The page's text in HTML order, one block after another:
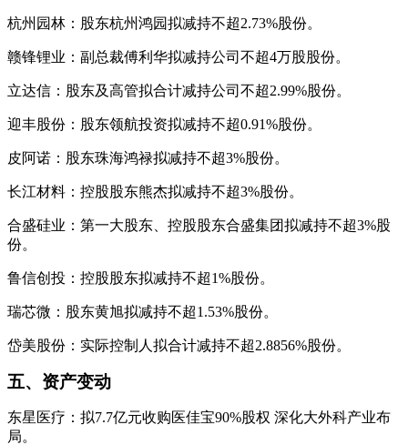
杭州园林：股东杭州鸿园拟减持不超2.73%股份。
赣锋锂业：副总裁傅利华拟减持公司不超4万股股份。
立达信：股东及高管拟合计减持公司不超2.99%股份。
迎丰股份：股东领航投资拟减持不超0.91%股份。
皮阿诺：股东珠海鸿禄拟减持不超3%股份。
长江材料：控股股东熊杰拟减持不超3%股份。
合盛硅业：第一大股东、控股股东合盛集团拟减持不超3%股
份。
鲁信创投：控股股东拟减持不超1%股份。
瑞芯微：股东黄旭拟减持不超1.53%股份。
岱美股份：实际控制人拟合计减持不超2.8856%股份。
五、资产变动
东星医疗：拟7.7亿元收购医佳宝90%股权 深化大外科产业布
局。